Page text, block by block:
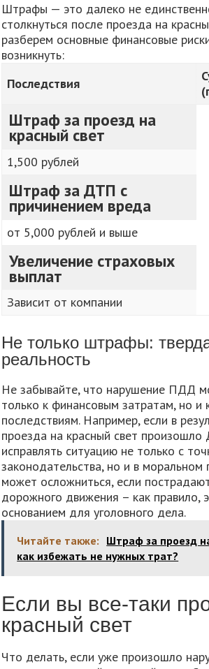
Штрафы — это далеко не
столкнуться после проезда на
разберем основные финансовые
возникнуть:
Последствия
Штраф за проезд на
красный свет
1,500 рублей
Штраф за ДТП с
причинением вреда
от 5,000 рублей и выше
Увеличение страховых
выплат
Зависит от компании
Не только штрафы:
реальность
Не забывайте, что нарушение ПДД
только к финансовым затратам, но и
последствиям. Например, если в
проезда на красный свет
исправлять ситуацию не только с
законодательства, но и в моральном
может осложниться, если
дорожного движения – как правило,
основанием для уголовного дела.
Читайте также: Штраф за проезд
как избежать не нужных трат?
Если вы все-таки
красный свет
Что делать, если уже произошло